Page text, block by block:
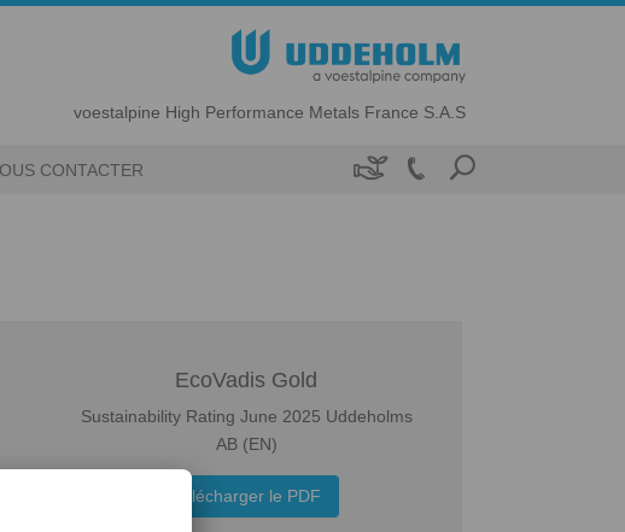
voestalpine High Performance Metals France S.A.S
CONTACTER 
EcoVadis Gold
Sustainability Rating June 2025 Uddeholms
AB (EN)
Télécharger le PDF